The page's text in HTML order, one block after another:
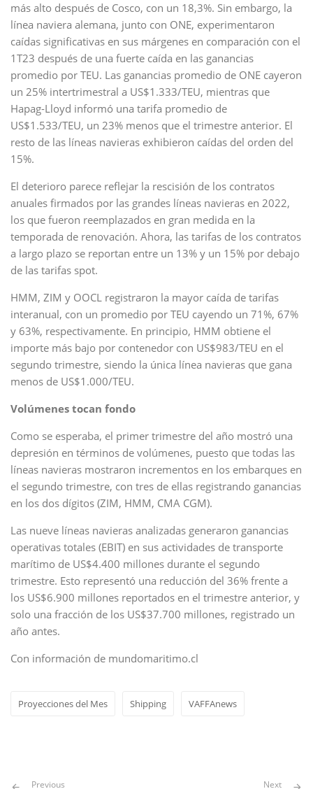
más alto después de Cosco, con un 18,3%. Sin embargo, la
línea naviera alemana, junto con ONE, experimentaron
caídas significativas en sus márgenes en comparación con el
1T23 después de una fuerte caída en las ganancias
promedio por TEU. Las ganancias promedio de ONE cayeron
un 25% intertrimestral a US$1.333/TEU, mientras que
Hapag-Lloyd informó una tarifa promedio de
US$1.533/TEU, un 23% menos que el trimestre anterior. El
resto de las líneas navieras exhibieron caídas del orden del
15%.
El deterioro parece reflejar la rescisión de los contratos
anuales firmados por las grandes líneas navieras en 2022,
los que fueron reemplazados en gran medida en la
temporada de renovación. Ahora, las tarifas de los contratos
a largo plazo se reportan entre un 13% y un 15% por debajo
de las tarifas spot.
HMM, ZIM y OOCL registraron la mayor caída de tarifas
interanual, con un promedio por TEU cayendo un 71%, 67%
y 63%, respectivamente. En principio, HMM obtiene el
importe más bajo por contenedor con US$983/TEU en el
segundo trimestre, siendo la única línea navieras que gana
menos de US$1.000/TEU.
Volúmenes tocan fondo
Como se esperaba, el primer trimestre del año mostró una
depresión en términos de volúmenes, puesto que todas las
líneas navieras mostraron incrementos en los embarques en
el segundo trimestre, con tres de ellas registrando ganancias
en los dos dígitos (ZIM, HMM, CMA CGM).
Las nueve líneas navieras analizadas generaron ganancias
operativas totales (EBIT) en sus actividades de transporte
marítimo de US$4.400 millones durante el segundo
trimestre. Esto representó una reducción del 36% frente a
los US$6.900 millones reportados en el trimestre anterior, y
solo una fracción de los US$37.700 millones, registrado un
año antes.
Con información de mundomaritimo.cl
Proyecciones del Mes Shipping VAFFAnews
Previous Next